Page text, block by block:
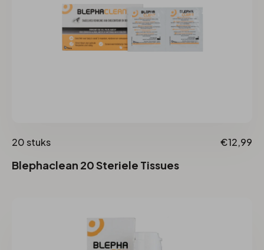
20 stuks €12,99
Blephaclean 20 Steriele Tissues